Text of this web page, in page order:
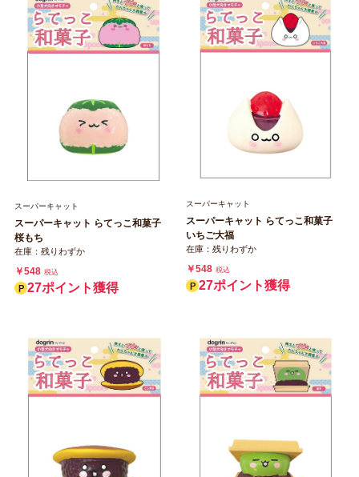
スーパーキャット
スーパーキャット らてっこ和菓子
桜もち
在庫：残りわずか
￥548 税込
27ポイント獲得
スーパーキャット
スーパーキャット らてっこ和菓子
いちご大福
在庫：残りわずか
￥548 税込
27ポイント獲得